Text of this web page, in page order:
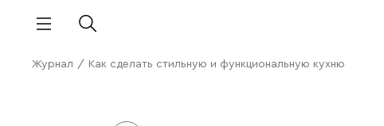
Журнал / Как сделать стильную и функциональную кухню